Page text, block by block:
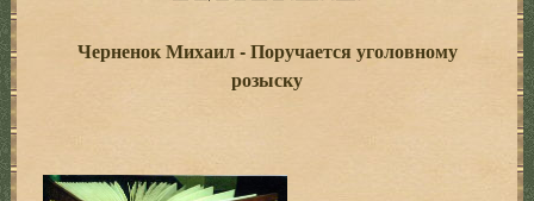
Черненок Михаил - Поручается уголовному
розыску